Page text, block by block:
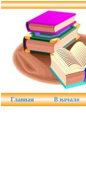
Главная В начало